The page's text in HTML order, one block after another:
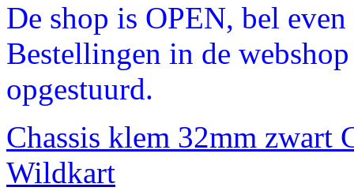
De shop is OPEN, bel
Bestellingen in de
opgestuurd.
Chassis klem 32mm zwart
Wildkart